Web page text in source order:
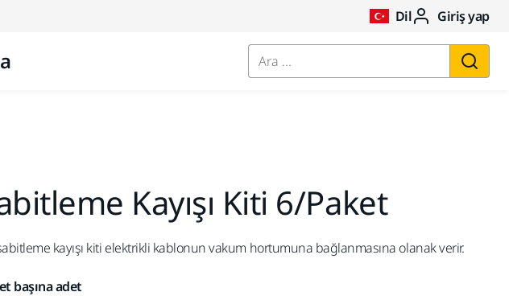
Dil Giriş yap
Ara ...
Kayışı Kiti 6/Paket
kayışı kiti elektrikli kablonun vakum hortumuna bağlanmasına olanak verir.
başına adet